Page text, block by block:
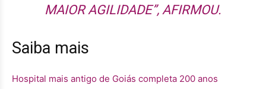
MAIOR AGILIDADE”, AFIRMOU.
Saiba mais
Hospital mais antigo de Goiás completa 200 anos